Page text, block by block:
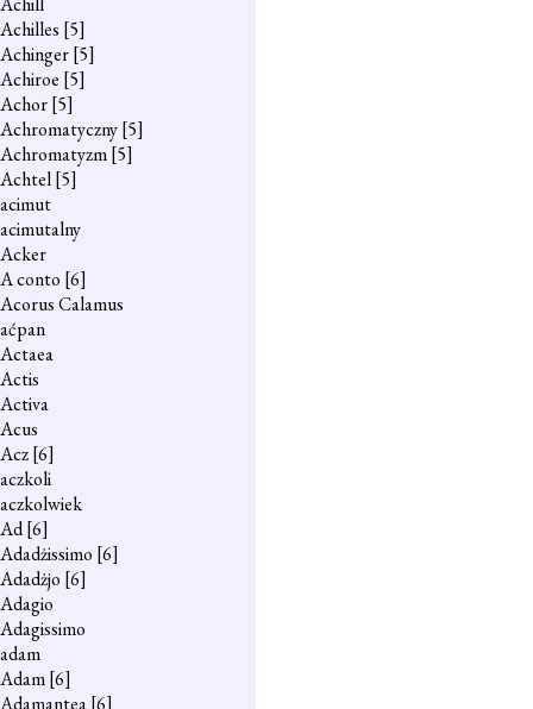
Achilles [5]
Achinger[5]
Achiroe [5]
Achor[5]
Achromatyczny[5]
Achromatyzm[5]
Achtel[5]
acimut
acimutalny
Acker
A conto [6]
Acorus Calamus
aćpan
Actaea
Actis
Activa
Acus
Acz[6]
aczkoli
aczkolwiek
Ad[6]
Adadżissimo [6]
Adadżjo [6]
Adagio
Adagissimo
adam
Adam[6]
Adamantea[6]